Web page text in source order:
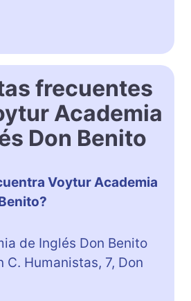
frecuentes
Academia
Don Benito
Voytur Academia
de Inglés Don Benito
C. Humanistas, 7, Don